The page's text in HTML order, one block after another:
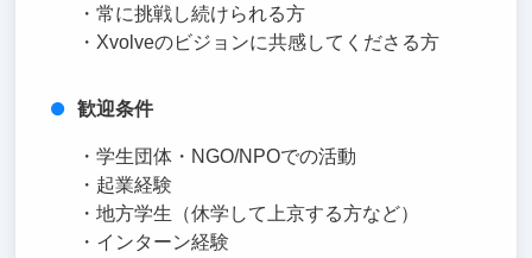
・常に挑戦し続けられる方
・Xvolveのビジョンに共感してくださる方
歓迎条件
・学生団体・NGO/NPOでの活動
・起業経験
・地方学生（休学して上京する方など）
・インターン経験